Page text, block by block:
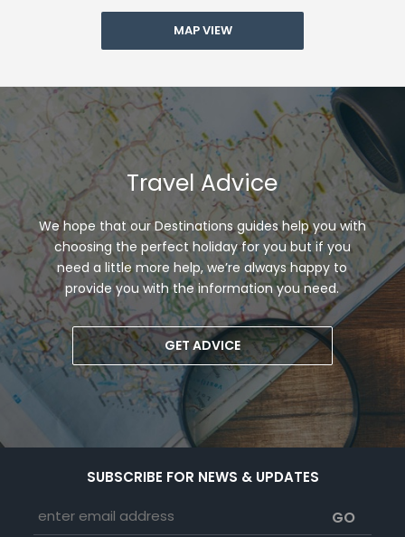
MAP VIEW
Travel Advice
We hope that our Destinations guides help you with
choosing the perfect holiday for you but if you
need a little more help, we’re always happy to
provide you with the information you need.
GET ADVICE
SUBSCRIBE FOR NEWS & UPDATES